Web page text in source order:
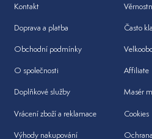
Kontakt
Doprava a platba
Obchodní podmínky
O společnosti
Doplňkové služby
Vrácení zboží a reklamace
Výhody nakupování
Často
Affiliate
Masér
Cookies